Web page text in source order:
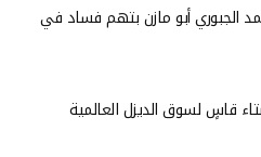
الجبوري أبو مازن بتهم فساد في
قاسٍ لسوق الديزل العالمية